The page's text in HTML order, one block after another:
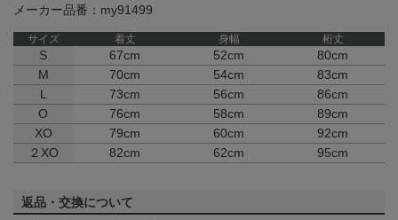
メーカー品番：my91499
サイズ 着丈 身幅 桁丈
S 67cm 52cm
80cm
M
70cm 54cm
83cm
L
73cm 56cm
86cm
O
76cm 58cm
89cm
XO
79cm 60cm
92cm
２XO
82cm 62cm 95cm
返品・交換について